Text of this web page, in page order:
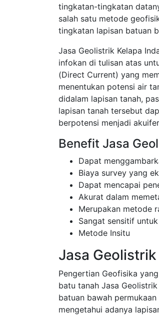
tingkatan-tingkatan
salah satu metode
tingkatan lapisan batuan
Jasa Geolistrik Kelapa
infokan di tulisan atas
(Direct Current) yang
menentukan potensi air
didalam lapisan tanah,
lapisan tanah tersebut
berpotensi menjadi
Benefit Jasa
Dapat
Biaya survey yang
Dapat mencapai
Akurat dalam
Merupakan metode
Sangat sensitif
Metode Insitu
Jasa
Pengertian Geofisika
batu tanah Jasa
batuan bawah
mengetahui adanya